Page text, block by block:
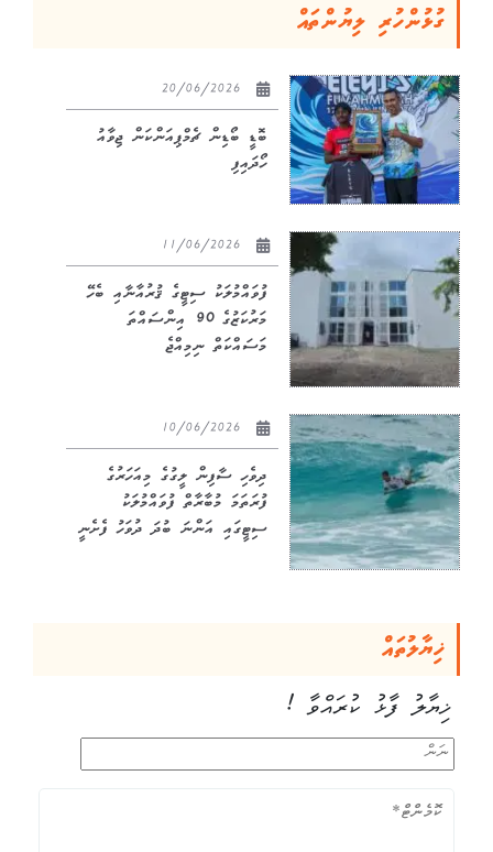
ގުޅުންހުރި ލިޔުންތައް
ބޮޑީ ބޯޑިން ޗެމްޕިއަންކަން ޖިވާއު
ހޯދައިފި
ފުވައްމުލަކު ސިޓީގެ ޤުރުއާނާއި ބެހޭ
މަރުކަޒުގެ 90 އިންސައްތަ
މަސައްކަތް ނިމިއްޖެ
ދިވެހި ސާފިން ލީގުގެ މިއަހަރުގެ
ފުރަތަމަ މުބާރާތް ފުވައްމުލަކު
ސިޓީގައި އަންނަ ބުދަ ދުވަހު ފެށެނީ
ޚިޔާލުތައް
ޚިޔާލު ފާޅު ކުރައްވާ !